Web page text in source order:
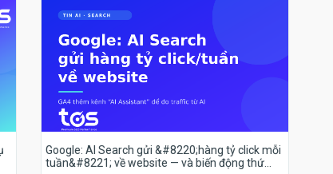
Google: AI Search gửi &#8220;hàng tỷ click mỗi
tuần&#8221; về website — và biến động thứ